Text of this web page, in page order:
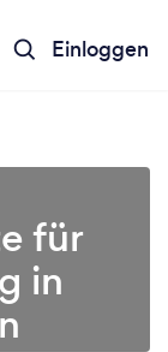
Einloggen
für
in